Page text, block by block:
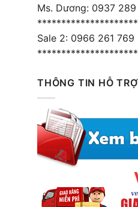
Ms. Dương: 0937
Sale 2: 0966 261 769
THÔNG TIN HỖ TRỢ